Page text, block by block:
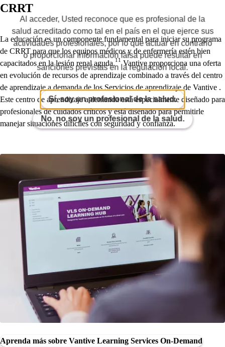
CRRT
La educación es un componente fundamental para iniciar su programa
de CRRT para que los equipos médicos y de enfermería estén bien
capacitados en la lesión renal aguda.11Vantive proporciona una oferta
en evolución de recursos de aprendizaje combinado a través del centro
de aprendizaje a demanda de los Servicios de aprendizaje de Vantive .
Este centro de aprendizaje a demanda está especialmente diseñado para
profesionales de cuidados críticos y está diseñado para permitirle
manejar situaciones difíciles con seguridad y confianza.
Aprenda más sobre Vantive Learning Services On-Demand
Al acceder, Usted reconoce que es profesional de la
salud acreditado como tal en el país en el que ejerce sus
actividades profesionales, por lo que actuar en contrario
o proporcionar información falsa puede resultar en
sanciones previstas en la regulación local.
Sí, soy un profesional de la salud.
No, no soy un profesional de la salud.